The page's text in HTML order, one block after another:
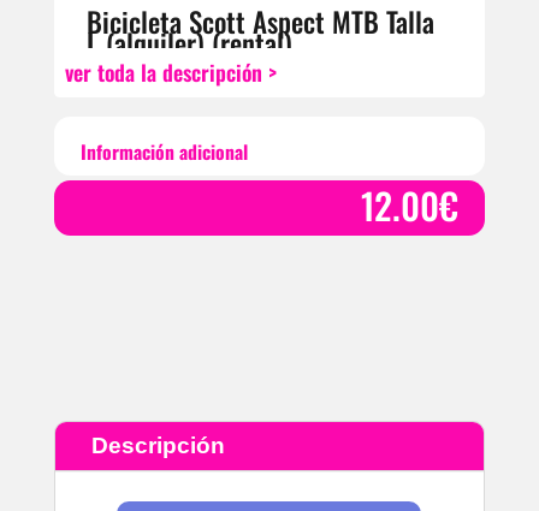
Bicicleta Scott Aspect MTB Talla
L (alquiler) (rental)
Casco Opcional sin coste, Pedales a elegir sin
TARIFA ALQUILER BICI ALUMINIO
1 DIA 15 €
4 DIAS 48 €
ver toda la descripción >
Información adicional
12.00€
Descripción